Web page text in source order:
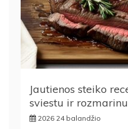
Jautienos steiko
sviestu ir rozmarinu
2026 24 balandžio